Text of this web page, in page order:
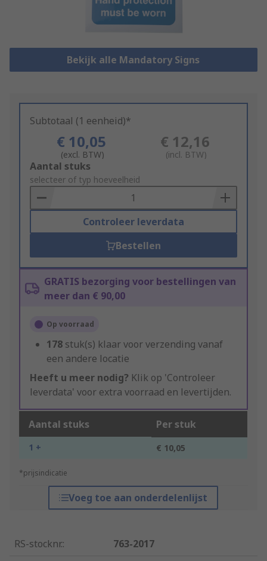
Bekijk alle Mandatory Signs
Subtotaal (1 eenheid)*
€ 10,05
(excl. BTW)
€ 12,16
(incl. BTW)
Add
to
Basket
Aantal stuks
selecteer of typ hoeveelheid
Controleer leverdata
Bestellen
GRATIS bezorging voor bestellingen van
meer dan € 90,00
Op voorraad
178 stuk(s) klaar voor verzending vanaf
een andere locatie
Heeft u meer nodig? Klik op 'Controleer
leverdata' voor extra voorraad en levertijden.
Aantal stuks Per stuk
1 + € 10,05
*prijsindicatie
Voeg toe aan onderdelenlijst
RS-stocknr.:
763-2017